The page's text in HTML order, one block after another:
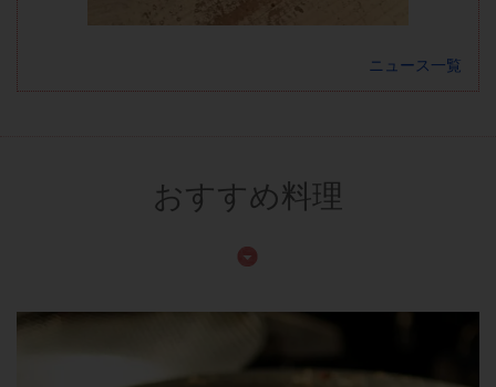
ニュース一覧
おすすめ料理